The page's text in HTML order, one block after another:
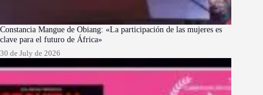
Constancia Mangue de Obiang: «La participación de las mujeres es
clave para el futuro de África»
30 de July de 2026